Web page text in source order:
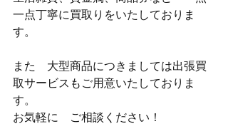
一点丁寧に買取りをいたしておりま
す。
また　大型商品につきましては出張買
取サービスもご用意いたしておりま
す。
お気軽に　ご相談ください！